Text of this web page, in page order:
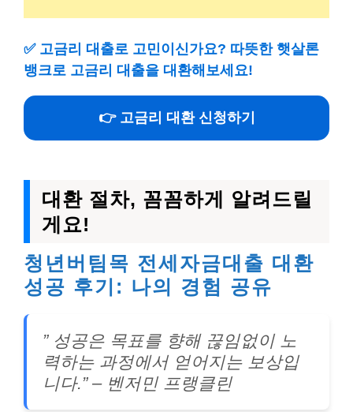
✅ 고금리 대출로 고민이신가요? 따뜻한 햇살론
뱅크로 고금리 대출을 대환해보세요!
👉 고금리 대환 신청하기
대환 절차, 꼼꼼하게 알려드릴
게요!
청년버팀목 전세자금대출 대환
성공 후기: 나의 경험 공유
” 성공은 목표를 향해 끊임없이 노
력하는 과정에서 얻어지는 보상입
니다.” – 벤저민 프랭클린